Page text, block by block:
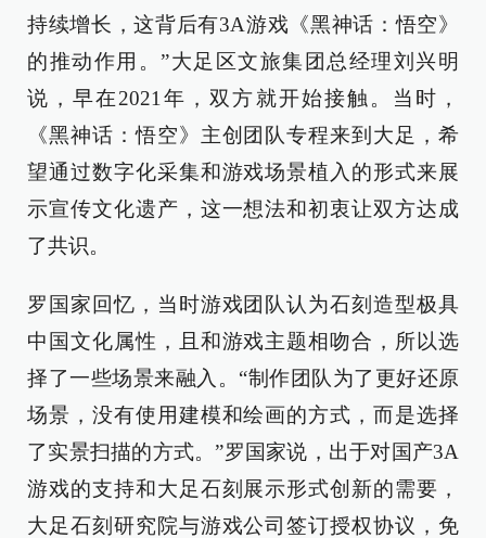
持续增长，这背后有3A游戏《黑神话：悟空》
的推动作用。”大足区文旅集团总经理刘兴明
说，早在2021年，双方就开始接触。当时，
《黑神话：悟空》主创团队专程来到大足，希
望通过数字化采集和游戏场景植入的形式来展
示宣传文化遗产，这一想法和初衷让双方达成
了共识。
罗国家回忆，当时游戏团队认为石刻造型极具
中国文化属性，且和游戏主题相吻合，所以选
择了一些场景来融入。“制作团队为了更好还原
场景，没有使用建模和绘画的方式，而是选择
了实景扫描的方式。”罗国家说，出于对国产3A
游戏的支持和大足石刻展示形式创新的需要，
大足石刻研究院与游戏公司签订授权协议，免